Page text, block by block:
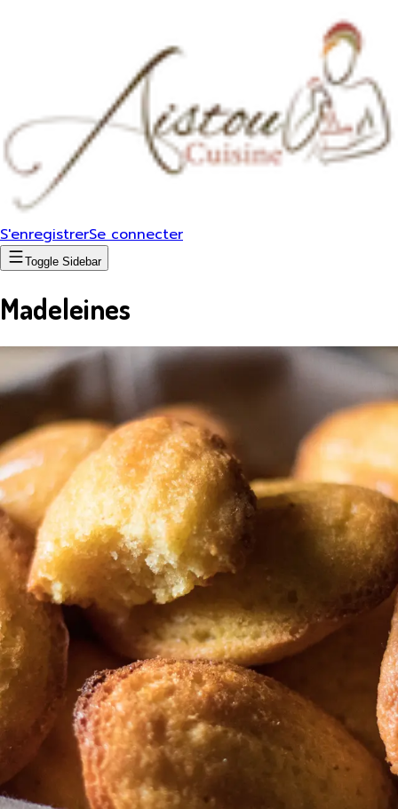
S'enregistrerSe connecter
Toggle Sidebar
Madeleines